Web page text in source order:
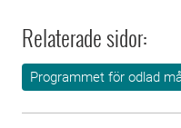
Relaterade sidor:
Programmet för odlad